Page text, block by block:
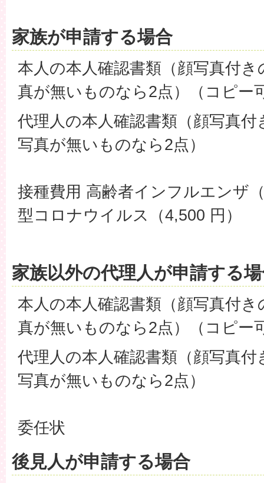
家族が申請する場合
本人の本人確認書類（顔写真付
真が無いものなら2点）（コピー
代理人の本人確認書類（顔写真
写真が無いものなら2点）
接種費用 高齢者インフルエンザ
型コロナウイルス（4,500 円）
家族以外の代理人が申請する
本人の本人確認書類（顔写真付
真が無いものなら2点）（コピー
代理人の本人確認書類（顔写真
写真が無いものなら2点）
委任状
後見人が申請する場合